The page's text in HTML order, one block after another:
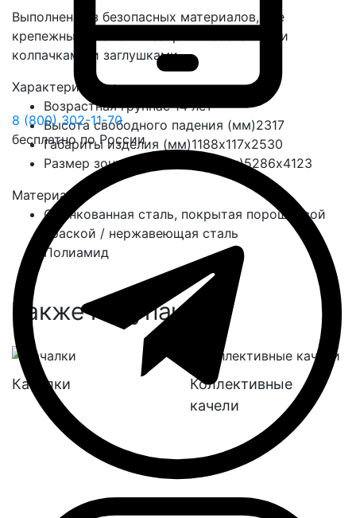
8 (800) 302-11-70
бесплатно по России
Выполнена из безопасных материалов, все
крепежные элементы закрыты составными
колпачками и заглушками.
Характеристики
Возрастная группас 14 лет
Высота свободного падения (мм)2317
Габариты изделия (мм)1188х117х2530
Размер зоны приземления (мм)5286х4123
Материалы
Оцинкованная сталь, покрытая порошковой
краской / нержавеющая сталь
Полиамид
Также покупают:
Качалки
Коллективные
качели